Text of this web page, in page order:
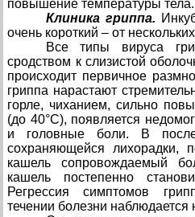
повышение температуры тела.
Клиника гриппа.
очень короткий – от
Все типы вируса
сродством к слизистой
происходит первичное
гриппа нарастают
горле, чиханием, сильно
(до 40°С), появляется
и головные боли. В
сохраняющейся лихорадки,
кашель сопровождаемый
кашель постепенно
Регрессия симптомов
течении болезни наблюдается